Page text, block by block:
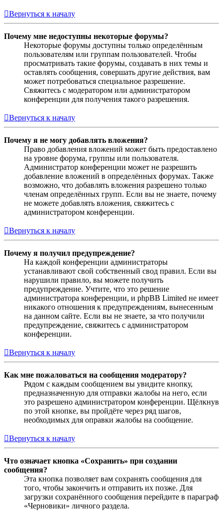
Вернуться к началу
Почему мне недоступны некоторые форумы?
Некоторые форумы доступны только определённым
пользователям или группам пользователей. Чтобы
просматривать такие форумы, создавать в них темы и
оставлять сообщения, совершать другие действия, вам
может потребоваться специальное разрешение.
Свяжитесь с модератором или администратором
конференции для получения такого разрешения.
Вернуться к началу
Почему я не могу добавлять вложения?
Право добавления вложений может быть предоставлено
на уровне форума, группы или пользователя.
Администратор конференции может не разрешить
добавление вложений в определённых форумах. Также
возможно, что добавлять вложения разрешено только
членам определённых групп. Если вы не знаете, почему
не можете добавлять вложения, свяжитесь с
администратором конференции.
Вернуться к началу
Почему я получил предупреждение?
На каждой конференции администраторы
устанавливают свой собственный свод правил. Если вы
нарушили правило, вы можете получить
предупреждение. Учтите, что это решение
администратора конференции, и phpBB Limited не имеет
никакого отношения к предупреждениям, вынесенным
на данном сайте. Если вы не знаете, за что получили
предупреждение, свяжитесь с администратором
конференции.
Вернуться к началу
Как мне пожаловаться на сообщения модератору?
Рядом с каждым сообщением вы увидите кнопку,
предназначенную для отправки жалобы на него, если
это разрешено администратором конференции. Щёлкнув
по этой кнопке, вы пройдёте через ряд шагов,
необходимых для оправки жалобы на сообщение.
Вернуться к началу
Что означает кнопка «Сохранить» при создании
сообщения?
Эта кнопка позволяет вам сохранять сообщения для
того, чтобы закончить и отправить их позже. Для
загрузки сохранённого сообщения перейдите в параграф
«Черновики» личного раздела.